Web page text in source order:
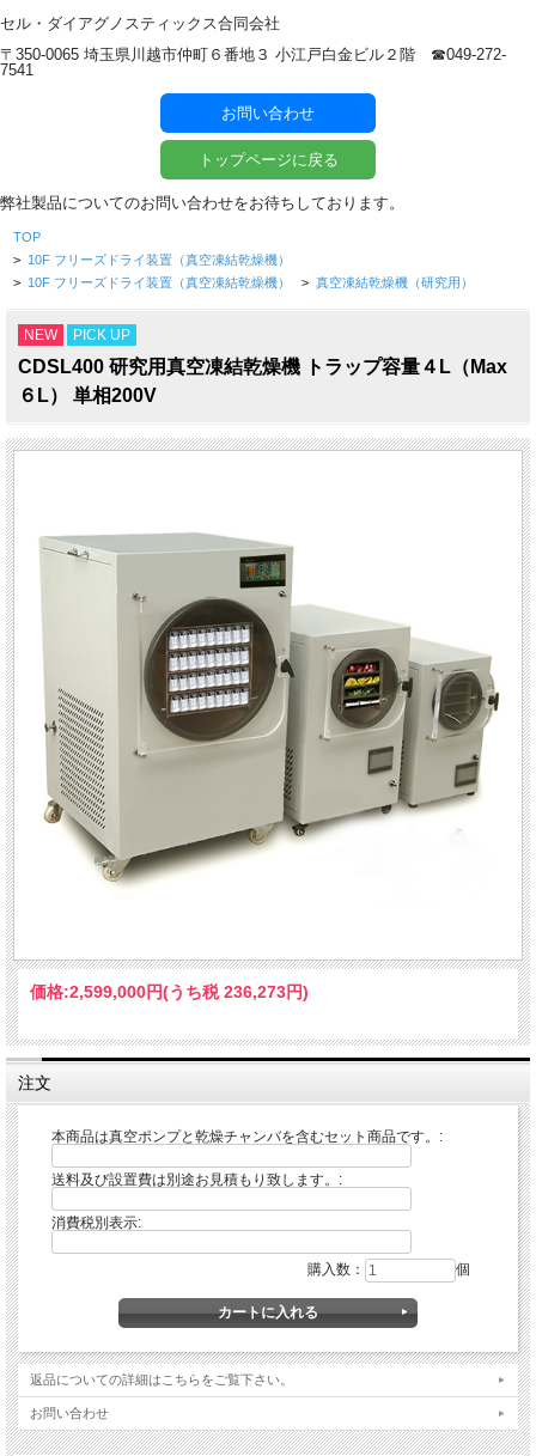
セル・ダイアグノスティックス合同会社
〒350-0065 埼玉県川越市仲町６番地３ 小江戸白金ビル２階 ☎︎049-272-
7541
お問い合わせ
トップページに戻る
弊社製品についてのお問い合わせをお待ちしております。
TOP
> 10F フリーズドライ装置（真空凍結乾燥機）
> 10F フリーズドライ装置（真空凍結乾燥機） > 真空凍結乾燥機（研究用）
NEW PICK UP
CDSL400 研究用真空凍結乾燥機 トラップ容量４L（Max
６L） 単相200V
価格:2,599,000円(うち税 236,273円)
注文
本商品は真空ポンプと乾燥チャンバを含むセット商品です。:
送料及び設置費は別途お見積もり致します。:
消費税別表示:
購入数： 個
返品についての詳細はこちらをご覧下さい。
お問い合わせ